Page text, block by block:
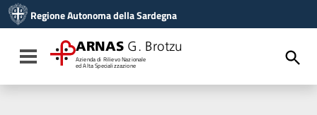
Vai al menu di navigazione
Vai al footer
Regione Autonoma della Sardegna
Toggle navigation
ARNAS G. Brotzu
Azienda di Rilievo Nazionale
ed Alta Specializzazione